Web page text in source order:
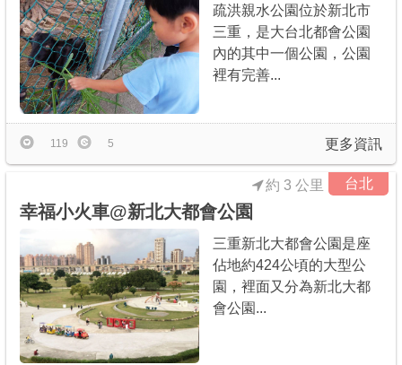
疏洪親水公園位於新北市
三重，是大台北都會公園
內的其中一個公園，公園
裡有完善...
更多資訊
119 5
台北
幸福小火車@新北大都會公園
約 3 公里
三重新北大都會公園是座
佔地約424公頃的大型公
園，裡面又分為新北大都
會公園...